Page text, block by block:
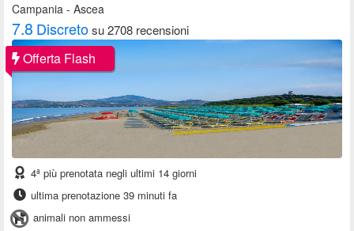
Campania - Ascea
7.8 Discretosu 2708 recensioni
Offerta Flash
4ª più prenotata negli ultimi 14 giorni
ultima prenotazione 39 minuti fa
animali non ammessi